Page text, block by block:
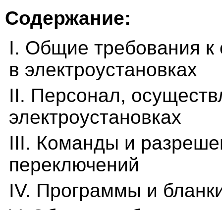
Содержание:
I. Общие требования к
в электроустановках
II. Персонал,
электроустановках
III. Команды и
переключений
IV. Программы и